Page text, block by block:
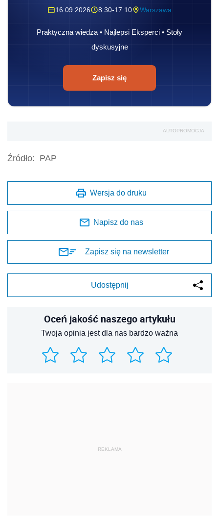
16.09.2026 8:30-17:10 Warszawa
Praktyczna wiedza • Najlepsi Eksperci • Stoły
dyskusyjne
Zapisz się
AUTOPROMOCJA
Źródło: PAP
Wersja do druku
Napisz do nas
Zapisz się na newsletter
Udostępnij
Oceń jakość naszego artykułu
Twoja opinia jest dla nas bardzo ważna
REKLAMA